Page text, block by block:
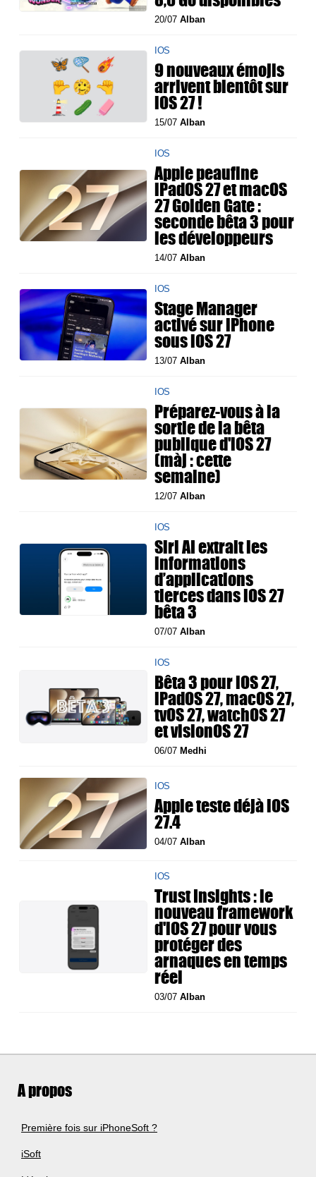
20/07Alban
IOS
9 nouveaux émojis
arrivent bientôt sur
iOS 27 !
15/07Alban
IOS
Apple peaufine
iPadOS 27 et macOS
27 Golden Gate :
seconde bêta 3 pour
les développeurs
14/07Alban
IOS
Stage Manager
activé sur iPhone
sous iOS 27
13/07Alban
IOS
Préparez-vous à la
sortie de la bêta
publique d'iOS 27
(màj : cette
semaine)
12/07Alban
IOS
Siri AI extrait les
informations
d’applications
tierces dans iOS 27
bêta 3
07/07Alban
IOS
Bêta 3 pour iOS 27,
iPadOS 27, macOS 27,
tvOS 27, watchOS 27
et visionOS 27
06/07 Medhi
IOS
Apple teste déjà iOS
27.4
04/07Alban
IOS
Trust Insights : le
nouveau framework
d'iOS 27 pour vous
protéger des
arnaques en temps
réel
03/07Alban
A propos
Première fois sur iPhoneSoft ?
iSoft